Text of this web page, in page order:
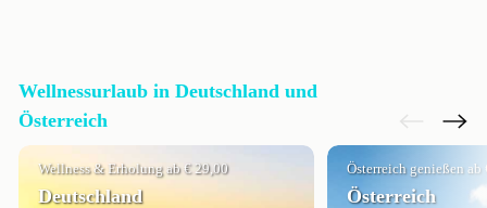
Wellnessurlaub in Deutschland und
Österreich
Wellness & Erholung ab € 29,00
Deutschland
Österreich genießen ab
Österreich